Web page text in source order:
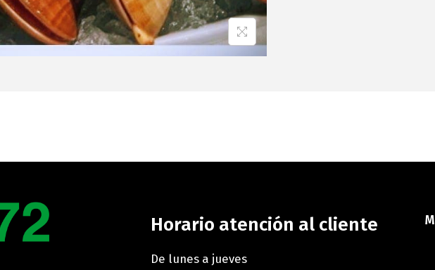
Horario atención al cliente
De lunes a jueves